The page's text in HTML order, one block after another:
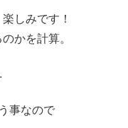
しみです！
かを計算。
事なので